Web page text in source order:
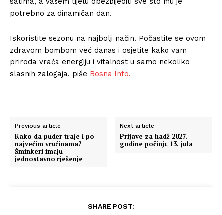
potrebno za dinamičan dan.
Iskoristite sezonu na najbolji način. Počastite se ovom
zdravom bombom već danas i osjetite kako vam
priroda vraća energiju i vitalnost u samo nekoliko
slasnih zalogaja, piše Bosna Info.
Previous article
Kako da puder traje i po
najvećim vrućinama?
Šminkeri imaju
jednostavno rješenje
Next article
Prijave za hadž 2027.
godine počinju 13. jula
SHARE POST: